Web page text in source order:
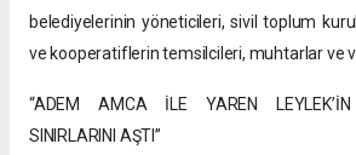
belediyelerinin yöneticileri, sivil toplum
ve kooperatiflerin temsilcileri, muhtarlar ve
“ADEM AMCA İLE YAREN
SINIRLARINI AŞTI”